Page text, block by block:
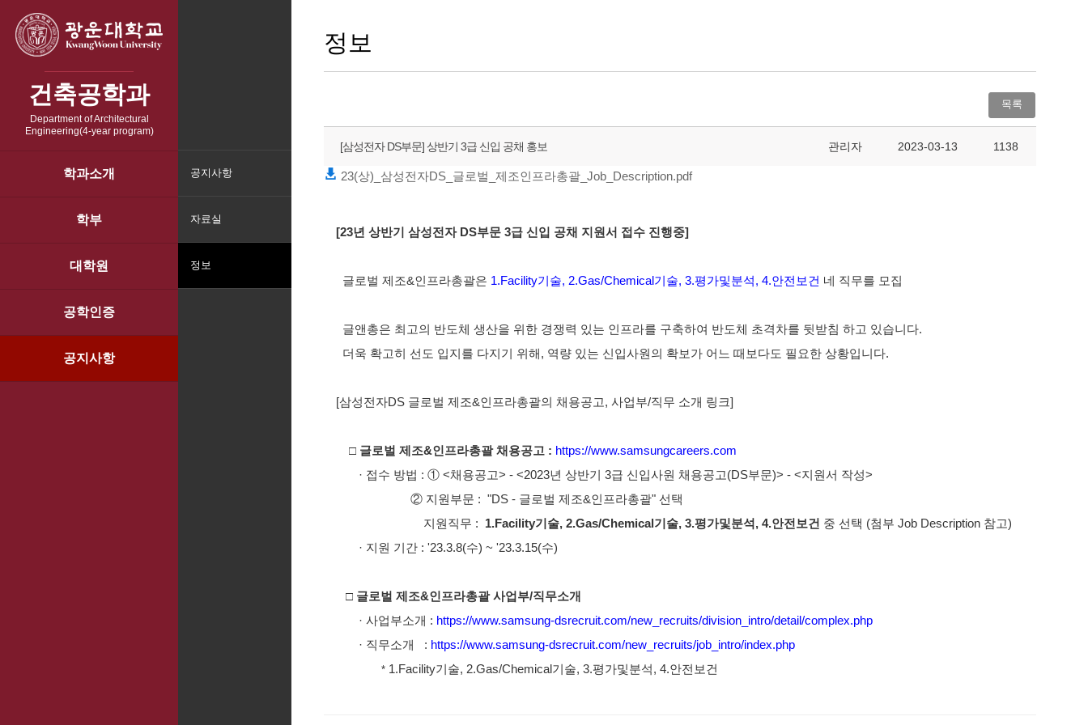
건축공학과
Department of Architectural
Engineering(4-year program)
학과소개
학부
대학원
공학인증
공지사항
공지사항
자료실
정보
정보
목록
[삼성전자 DS부문] 상반기 3급 신입 공채 홍보 관리자 2023-03-13 1138
23(상)_삼성전자DS_글로벌_제조인프라총괄_Job_Description.pdf
[23년 상반기 삼성전자 DS부문 3급 신입 공채 지원서 접수 진행중]
글로벌 제조&인프라총괄은 1.Facility기술, 2.Gas/Chemical기술, 3.평가및분석, 4.안전보건 네 직무를 모집
글앤총은 최고의 반도체 생산을 위한 경쟁력 있는 인프라를 구축하여 반도체 초격차를 뒷받침 하고 있습니다.
더욱 확고히 선도 입지를 다지기 위해, 역량 있는 신입사원의 확보가 어느 때보다도 필요한 상황입니다.
[삼성전자DS 글로벌 제조&인프라총괄의 채용공고, 사업부/직무 소개 링크]
□ 글로벌 제조&인프라총괄 채용공고 : https://www.samsungcareers.com
· 접수 방법 : ① <채용공고> - <2023년 상반기 3급 신입사원 채용공고(DS부문)> - <지원서 작성>
② 지원부문 : "DS - 글로벌 제조&인프라총괄" 선택
지원직무 : 1.Facility기술, 2.Gas/Chemical기술, 3.평가및분석, 4.안전보건 중 선택 (첨부 Job Description 참고)
· 지원 기간 : '23.3.8(수) ~ '23.3.15(수)
□ 글로벌 제조&인프라총괄 사업부/직무소개
· 사업부소개 : https://www.samsung-dsrecruit.com/new_recruits/division_intro/detail/complex.php
· 직무소개 : https://www.samsung-dsrecruit.com/new_recruits/job_intro/index.php
* 1.Facility기술, 2.Gas/Chemical기술, 3.평가및분석, 4.안전보건